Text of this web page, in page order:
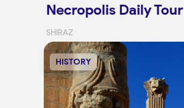
Necropolis Daily Tour
SHIRAZ
HISTORY